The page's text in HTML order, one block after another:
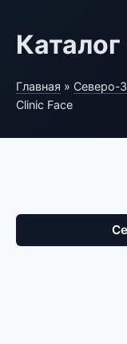
Главная » Северо-
Clinic Face